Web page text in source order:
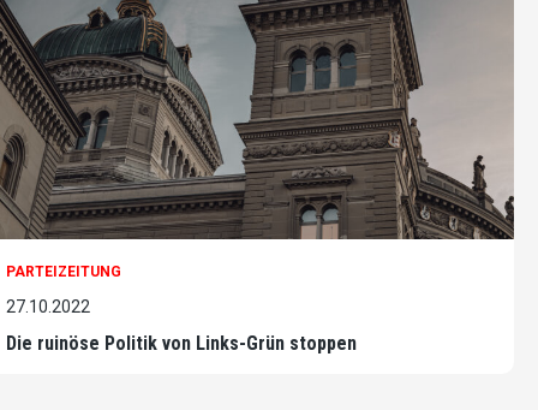
PARTEIZEITUNG
27.10.2022
Die ruinöse Politik von Links-Grün stoppen